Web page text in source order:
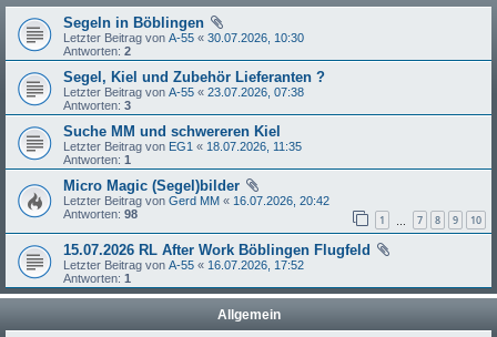
Segeln in Böblingen
Letzter Beitrag von A-55 « 30.07.2026, 10:30
Antworten: 2
Segel, Kiel und Zubehör Lieferanten ?
Letzter Beitrag von A-55 « 23.07.2026, 07:38
Antworten: 3
Suche MM und schwereren Kiel
Letzter Beitrag von EG1 « 18.07.2026, 11:35
Antworten: 1
Micro Magic (Segel)bilder
Letzter Beitrag von Gerd MM « 16.07.2026, 20:42
Antworten: 98 1 7 8 9 10
15.07.2026 RL After Work Böblingen Flugfeld
Letzter Beitrag von A-55 « 16.07.2026, 17:52
Antworten: 1
Allgemein